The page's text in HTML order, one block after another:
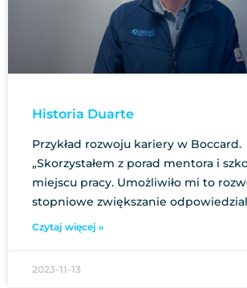
Historia Duarte
Przykład rozwoju kariery w Boccard.
„Skorzystałem z porad mentora i
miejscu pracy. Umożliwiło mi to
stopniowe zwiększanie
Czytaj więcej »
2023-11-13